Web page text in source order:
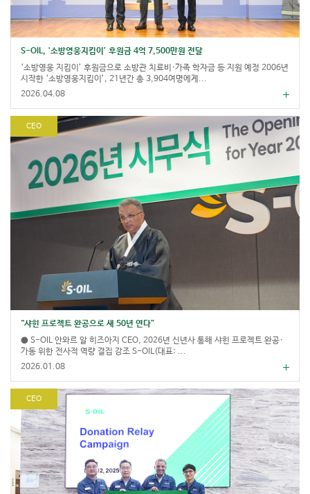
S-OIL, ‘소방영웅지킴이’ 후원금 4억 7,500만원 전달
‘소방영웅 지킴이’ 후원금으로 소방관 치료비·가족 학자금 등 지원 예정 2006년
시작한 ‘소방영웅지킴이’, 21년간 총 3,904여명에게...
2026.04.08
CEO
“샤힌 프로젝트 완공으로 새 50년 연다”
● S-OIL 안와르 알 히즈아지 CEO, 2026년 신년사 통해 샤힌 프로젝트 완공·
가동 위한 전사적 역량 결집 강조 S-OIL(대표: ...
2026.01.08
CEO